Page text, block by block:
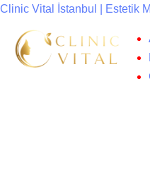
Clinic Vital İstanbul | Estetik